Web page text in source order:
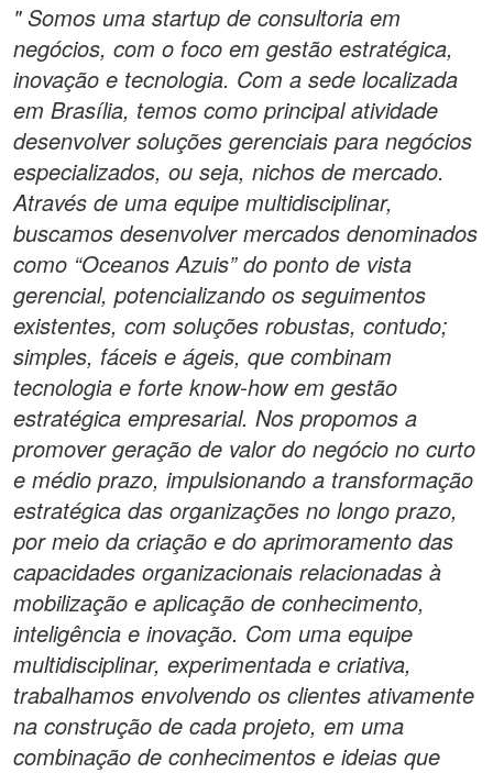
" Somos uma startup de consultoria em
negócios, com o foco em gestão estratégica,
inovação e tecnologia. Com a sede localizada
em Brasília, temos como principal atividade
desenvolver soluções gerenciais para negócios
especializados, ou seja, nichos de mercado.
Através de uma equipe multidisciplinar,
buscamos desenvolver mercados denominados
como “Oceanos Azuis” do ponto de vista
gerencial, potencializando os seguimentos
existentes, com soluções robustas, contudo;
simples, fáceis e ágeis, que combinam
tecnologia e forte know-how em gestão
estratégica empresarial. Nos propomos a
promover geração de valor do negócio no curto
e médio prazo, impulsionando a transformação
estratégica das organizações no longo prazo,
por meio da criação e do aprimoramento das
capacidades organizacionais relacionadas à
mobilização e aplicação de conhecimento,
inteligência e inovação. Com uma equipe
multidisciplinar, experimentada e criativa,
trabalhamos envolvendo os clientes ativamente
na construção de cada projeto, em uma
combinação de conhecimentos e ideias que